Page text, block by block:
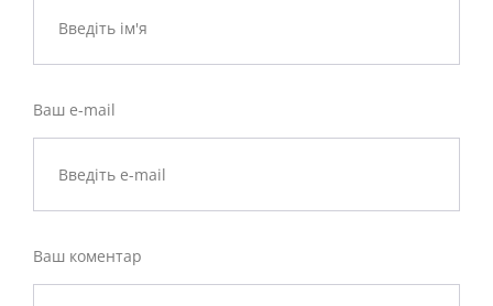
Ваш e-mail
Ваш коментар